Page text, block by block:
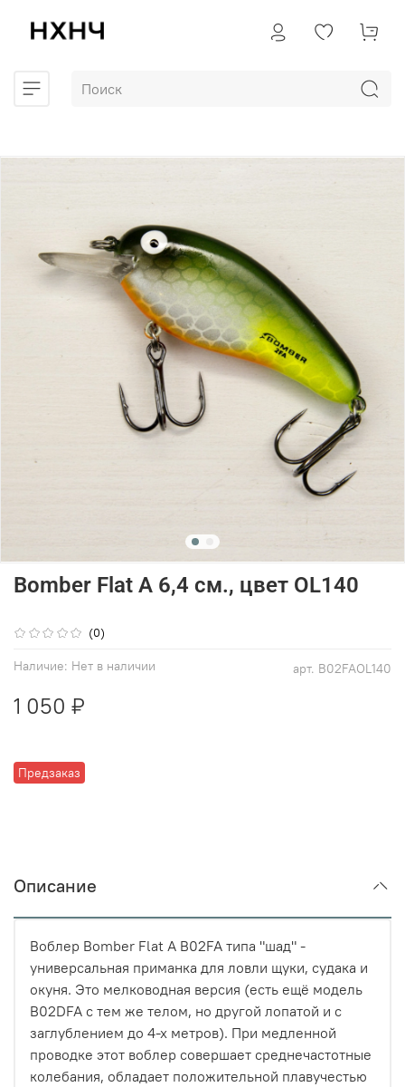
(0)
арт. B02FAOL140
Наличие: Нет в наличии
Предзаказ
Bomber Flat A 6,4 см., цвет OL140
1 050 ₽
Описание
Воблер Bomber Flat A B02FA типа "шад" -
универсальная приманка для ловли щуки, судака и
окуня. Это мелководная версия (есть ещё модель
B02DFA с тем же телом, но другой лопатой и с
заглублением до 4-х метров). При медленной
проводке этот воблер совершает среднечастотные
колебания, обладает положительной плавучестью